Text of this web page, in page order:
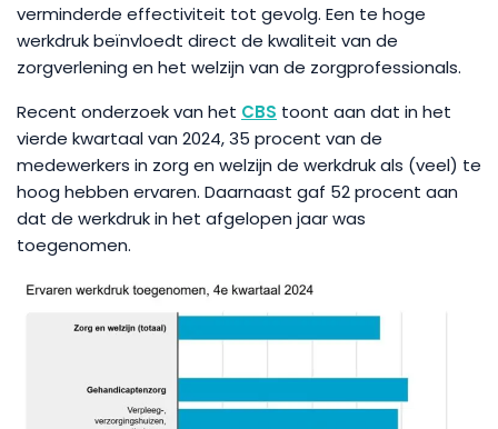
verminderde effectiviteit tot gevolg. Een te hoge
werkdruk beïnvloedt direct de kwaliteit van de
zorgverlening en het welzijn van de zorgprofessionals.
Recent onderzoek van het CBS toont aan dat in het
vierde kwartaal van 2024, 35 procent van de
medewerkers in zorg en welzijn de werkdruk als (veel) te
hoog hebben ervaren. Daarnaast gaf 52 procent aan
dat de werkdruk in het afgelopen jaar was
toegenomen.